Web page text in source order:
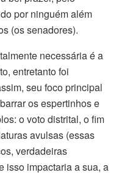
por ninguém além
(os senadores).
necessária é a
entretanto foi
seu foco principal
os espertinhos e
o voto distrital, o fim
avulsas (essas
verdadeiras
isso impactaria a sua, a